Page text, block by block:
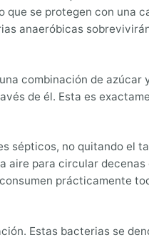
se protegen con una
anaeróbicas
combinación de azúcar
de él. Esta es
sépticos, no quitando el
aire para circular decenas
prácticamente
Estas bacterias se